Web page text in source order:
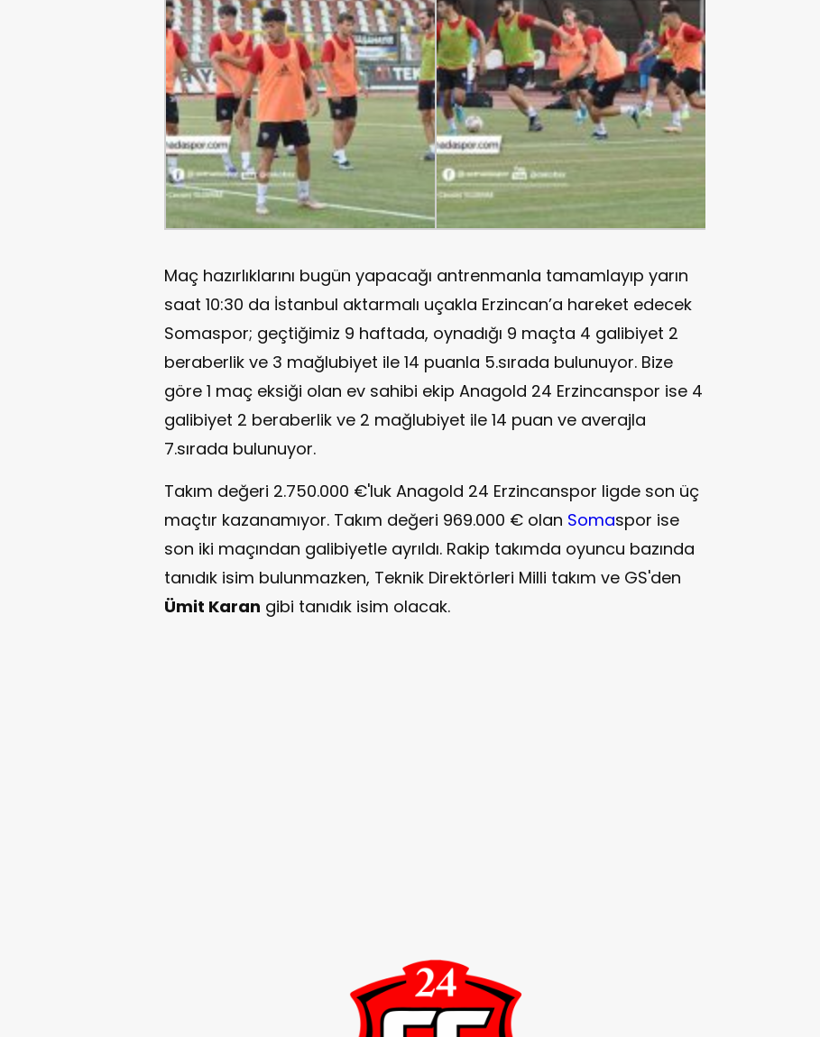
Maç hazırlıklarını bugün yapacağı antrenmanla tamamlayıp yarın
saat 10:30 da İstanbul aktarmalı uçakla Erzincan’a hareket edecek
Somaspor; geçtiğimiz 9 haftada, oynadığı 9 maçta 4 galibiyet 2
beraberlik ve 3 mağlubiyet ile 14 puanla 5.sırada bulunuyor. Bize
göre 1 maç eksiği olan ev sahibi ekip Anagold 24 Erzincanspor ise 4
galibiyet 2 beraberlik ve 2 mağlubiyet ile 14 puan ve averajla
7.sırada bulunuyor.
Takım değeri 2.750.000 €'luk Anagold 24 Erzincanspor ligde son üç
maçtır kazanamıyor. Takım değeri 969.000 € olan Somaspor ise
son iki maçından galibiyetle ayrıldı. Rakip takımda oyuncu bazında
tanıdık isim bulunmazken, Teknik Direktörleri Milli takım ve GS'den
Ümit Karan gibi tanıdık isim olacak.